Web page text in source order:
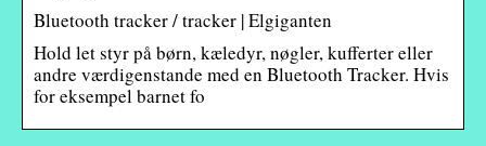
Bluetooth tracker / tracker | Elgiganten
Hold let styr på børn, kæledyr, nøgler, kufferter eller
andre værdigenstande med en Bluetooth Tracker. Hvis
for eksempel barnet fo